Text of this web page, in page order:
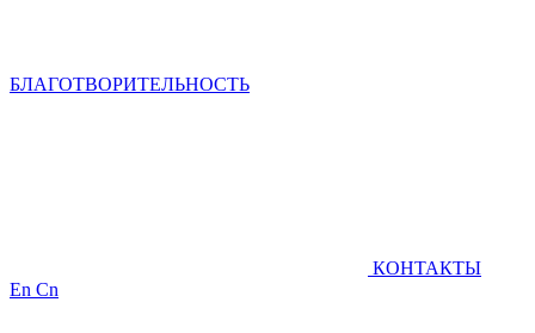
БЛАГОТВОРИТЕЛЬНОСТЬ
КОНТАКТЫ
En Cn